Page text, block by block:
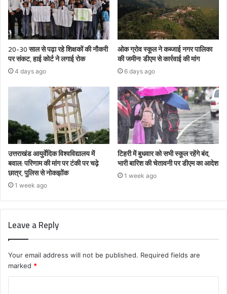
20-30 साल से पढ़ा रहे शिक्षकों की नौकरी
पर संकट, हाई कोर्ट ने लगाई रोक
4 days ago
ओक ग्रोव स्कूल ने कब्जाई नगर पालिका
की जमीन! डीएम से कार्रवाई की मांग
6 days ago
उत्तराखंड आयुर्वेदिक विश्वविद्यालय में
बवाल: परिणाम की मांग पर टंकी पर चढ़े
छात्र, पुलिस से नोकझोंक
1 week ago
टिहरी में बुधवार को सभी स्कूल रहेंगे बंद,
भारी बारिश की चेतावनी पर डीएम का आदेश
1 week ago
Leave a Reply
Your email address will not be published. Required fields are
marked *